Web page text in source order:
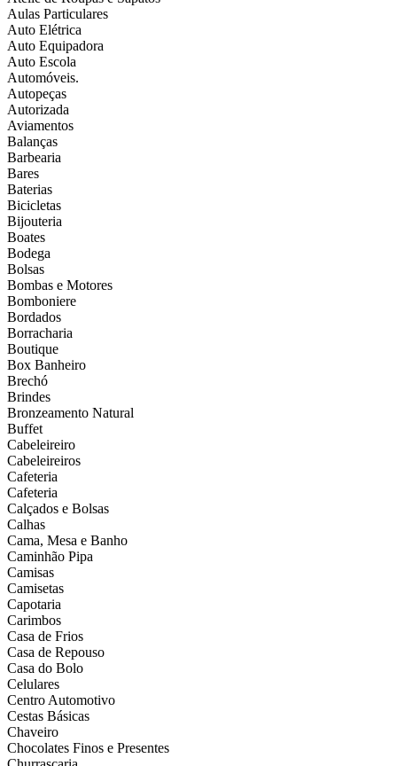
Aulas Particulares
Auto Elétrica
Auto Equipadora
Auto Escola
Automóveis.
Autopeças
Autorizada
Aviamentos
Balanças
Barbearia
Bares
Baterias
Bicicletas
Bijouteria
Boates
Bodega
Bolsas
Bombas e Motores
Bomboniere
Bordados
Borracharia
Boutique
Box Banheiro
Brechó
Brindes
Bronzeamento Natural
Buffet
Cabeleireiro
Cabeleireiros
Cafeteria
Cafeteria
Calçados e Bolsas
Calhas
Cama, Mesa e Banho
Caminhão Pipa
Camisas
Camisetas
Capotaria
Carimbos
Casa de Frios
Casa de Repouso
Casa do Bolo
Celulares
Centro Automotivo
Cestas Básicas
Chaveiro
Chocolates Finos e Presentes